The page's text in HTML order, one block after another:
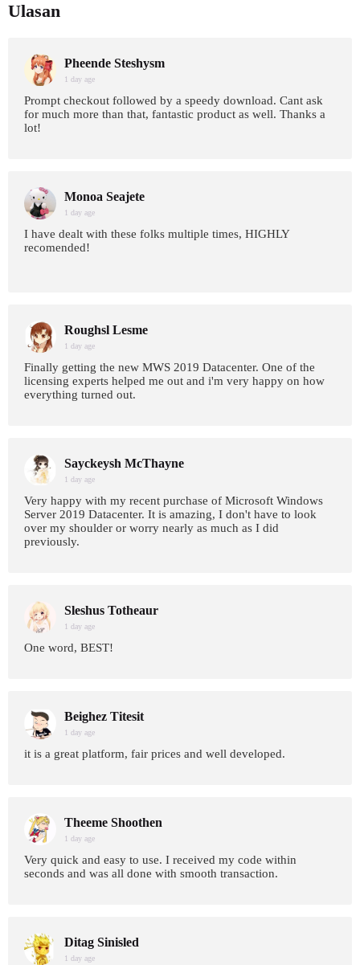
Ulasan
Pheende Steshysm
1 day age
Prompt checkout followed by a speedy download. Cant ask
for much more than that, fantastic product as well. Thanks a
lot!
Monoa Seajete
1 day age
I have dealt with these folks multiple times, HIGHLY
recomended!
Roughsl Lesme
1 day age
Finally getting the new MWS 2019 Datacenter. One of the
licensing experts helped me out and i'm very happy on how
everything turned out.
Sayckeysh McThayne
1 day age
Very happy with my recent purchase of Microsoft Windows
Server 2019 Datacenter. It is amazing, I don't have to look
over my shoulder or worry nearly as much as I did
previously.
Sleshus Totheaur
1 day age
One word, BEST!
Beighez Titesit
1 day age
it is a great platform, fair prices and well developed.
Theeme Shoothen
1 day age
Very quick and easy to use. I received my code within
seconds and was all done with smooth transaction.
Ditag Sinisled
1 day age